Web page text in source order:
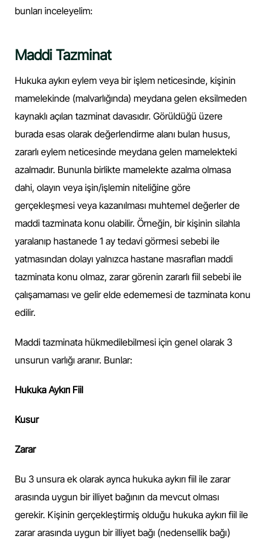
bunları inceleyelim:
Maddi Tazminat
Hukuka aykırı eylem veya bir işlem neticesinde, kişinin
mamelekinde (malvarlığında) meydana gelen eksilmeden
kaynaklı açılan tazminat davasıdır. Görüldüğü üzere
burada esas olarak değerlendirme alanı bulan husus,
zararlı eylem neticesinde meydana gelen mamelekteki
azalmadır. Bununla birlikte mamelekte azalma olmasa
dahi, olayın veya işin/işlemin niteliğine göre
gerçekleşmesi veya kazanılması muhtemel değerler de
maddi tazminata konu olabilir. Örneğin, bir kişinin silahla
yaralanıp hastanede 1 ay tedavi görmesi sebebi ile
yatmasından dolayı yalnızca hastane masrafları maddi
tazminata konu olmaz, zarar görenin zararlı fiil sebebi ile
çalışamaması ve gelir elde edememesi de tazminata konu
edilir.
Maddi tazminata hükmedilebilmesi için genel olarak 3
unsurun varlığı aranır. Bunlar:
Hukuka Aykırı Fiil
Kusur
Zarar
Bu 3 unsura ek olarak ayrıca hukuka aykırı fiil ile zarar
arasında uygun bir illiyet bağının da mevcut olması
gerekir. Kişinin gerçekleştirmiş olduğu hukuka aykırı fiil ile
zarar arasında uygun bir illiyet bağı (nedensellik bağı)